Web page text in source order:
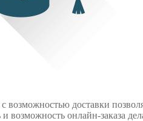
доставки
возможность онлайн-заказа